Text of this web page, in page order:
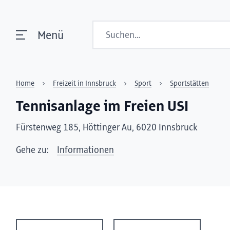
Menü
Home Freizeit in Innsbruck Sport Sportstätten
Tennisanlage im Freien USI
Fürstenweg 185, Höttinger Au, 6020 Innsbruck
Gehe zu: Informationen